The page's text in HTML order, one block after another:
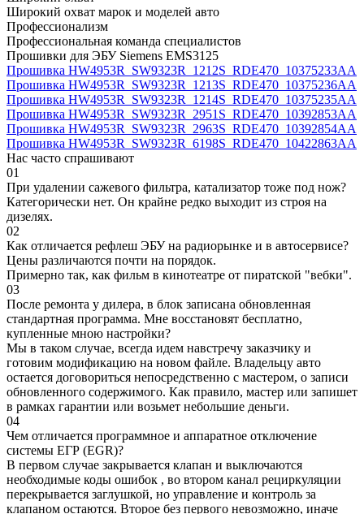
Широкий охват марок и моделей авто
Профессионализм
Профессиональная команда специалистов
Прошивки для ЭБУ Siemens EMS3125
Прошивка HW4953R_SW9323R_1212S_RDE470_10375233AA
Прошивка HW4953R_SW9323R_1213S_RDE470_10375236AA
Прошивка HW4953R_SW9323R_1214S_RDE470_10375235AA
Прошивка HW4953R_SW9323R_2951S_RDE470_10392853AA
Прошивка HW4953R_SW9323R_2963S_RDE470_10392854AA
Прошивка HW4953R_SW9323R_6198S_RDE470_10422863AA
Нас часто спрашивают
01
При удалении сажевого фильтра, катализатор тоже под нож?
Категорически нет. Он крайне редко выходит из строя на
дизелях.
02
Как отличается рефлеш ЭБУ на радиорынке и в автосервисе?
Цены различаются почти на порядок.
Примерно так, как фильм в кинотеатре от пиратской "вебки".
03
После ремонта у дилера, в блок записана обновленная
стандартная программа. Мне восстановят бесплатно,
купленные мною настройки?
Мы в таком случае, всегда идем навстречу заказчику и
готовим модификацию на новом файле. Владельцу авто
остается договориться непосредственно с мастером, о записи
обновленного содержимого. Как правило, мастер или запишет
в рамках гарантии или возьмет небольшие деньги.
04
Чем отличается программное и аппаратное отключение
системы ЕГР (EGR)?
В первом случае закрывается клапан и выключаются
необходимые коды ошибок , во втором канал рециркуляции
перекрывается заглушкой, но управление и контроль за
клапаном остаются. Второе без первого невозможно, иначе